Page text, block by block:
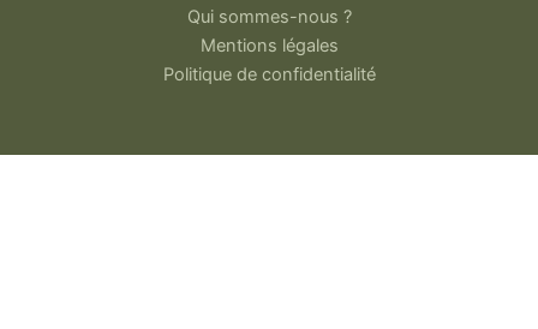
Qui sommes-nous ?
Mentions légales
Politique de confidentialité